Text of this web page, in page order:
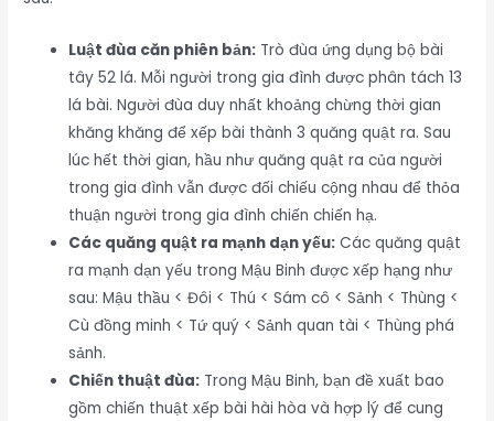
Luật đùa căn phiên bản: Trò đùa ứng dụng bộ bài
tây 52 lá. Mỗi người trong gia đình được phân tách 13
lá bài. Người đùa duy nhất khoảng chừng thời gian
khăng khăng để xếp bài thành 3 quăng quật ra. Sau
lúc hết thời gian, hầu như quăng quật ra của người
trong gia đình vẫn được đối chiếu cộng nhau để thỏa
thuận người trong gia đình chiến chiến hạ.
Các quăng quật ra mạnh dạn yếu: Các quăng quật
ra mạnh dạn yếu trong Mậu Binh được xếp hạng như
sau: Mậu thầu < Đôi < Thú < Sám cô < Sảnh < Thùng <
Cù đồng minh < Tứ quý < Sảnh quan tài < Thùng phá
sảnh.
Chiến thuật đùa: Trong Mậu Binh, bạn đề xuất bao
gồm chiến thuật xếp bài hài hòa và hợp lý để cung